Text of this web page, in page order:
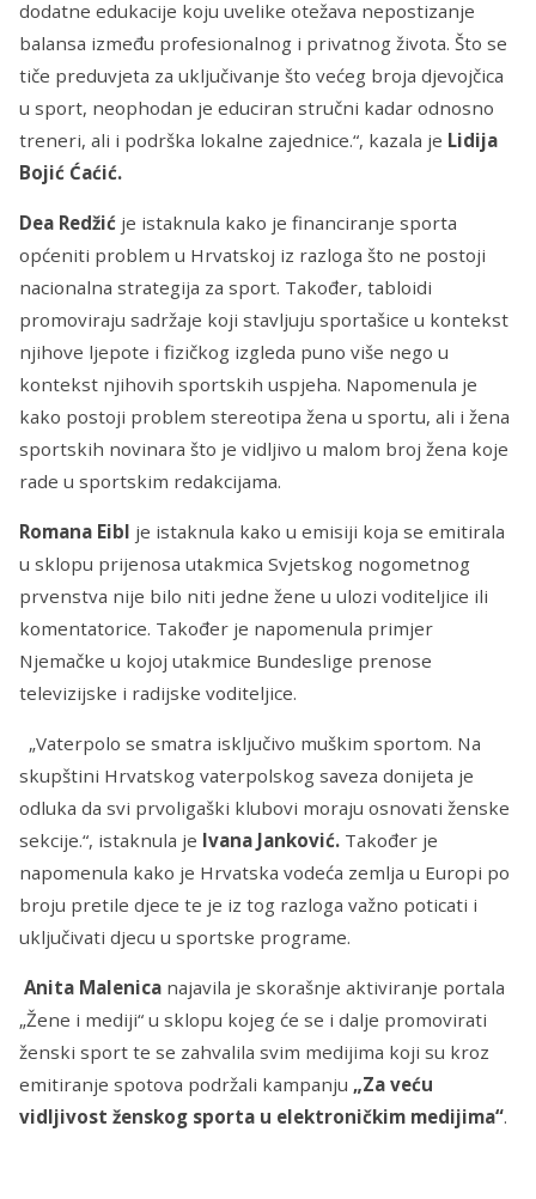
dodatne edukacije koju uvelike otežava nepostizanje
balansa između profesionalnog i privatnog života. Što se
tiče preduvjeta za uključivanje što većeg broja djevojčica
u sport, neophodan je educiran stručni kadar odnosno
treneri, ali i podrška lokalne zajednice.“, kazala je Lidija
Bojić Ćaćić.
Dea Redžić je istaknula kako je financiranje sporta
općeniti problem u Hrvatskoj iz razloga što ne postoji
nacionalna strategija za sport. Također, tabloidi
promoviraju sadržaje koji stavljuju sportašice u kontekst
njihove ljepote i fizičkog izgleda puno više nego u
kontekst njihovih sportskih uspjeha. Napomenula je
kako postoji problem stereotipa žena u sportu, ali i žena
sportskih novinara što je vidljivo u malom broj žena koje
rade u sportskim redakcijama.
Romana Eibl je istaknula kako u emisiji koja se emitirala
u sklopu prijenosa utakmica Svjetskog nogometnog
prvenstva nije bilo niti jedne žene u ulozi voditeljice ili
komentatorice. Također je napomenula primjer
Njemačke u kojoj utakmice Bundeslige prenose
televizijske i radijske voditeljice.
„Vaterpolo se smatra isključivo muškim sportom. Na
skupštini Hrvatskog vaterpolskog saveza donijeta je
odluka da svi prvoligaški klubovi moraju osnovati ženske
sekcije.“, istaknula je Ivana Janković. Također je
napomenula kako je Hrvatska vodeća zemlja u Europi po
broju pretile djece te je iz tog razloga važno poticati i
uključivati djecu u sportske programe.
Anita Malenica najavila je skorašnje aktiviranje portala
„Žene i mediji“ u sklopu kojeg će se i dalje promovirati
ženski sport te se zahvalila svim medijima koji su kroz
emitiranje spotova podržali kampanju „Za veću
vidljivost ženskog sporta u elektroničkim medijima“.